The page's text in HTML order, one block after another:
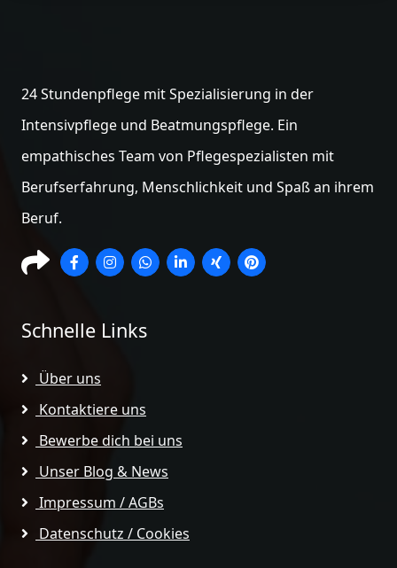
24 Stundenpflege mit Spezialisierung in der
Intensivpflege und Beatmungspflege. Ein
empathisches Team von Pflegespezialisten mit
Berufserfahrung, Menschlichkeit und Spaß an ihrem
Beruf.
Schnelle Links
Über uns
Kontaktiere uns
Bewerbe dich bei uns
Unser Blog & News
Impressum / AGBs
Datenschutz / Cookies